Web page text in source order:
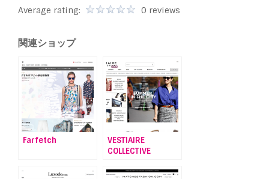
Average rating: 0 reviews
関連ショップ
Farfetch
VESTIAIRE
COLLECTIVE